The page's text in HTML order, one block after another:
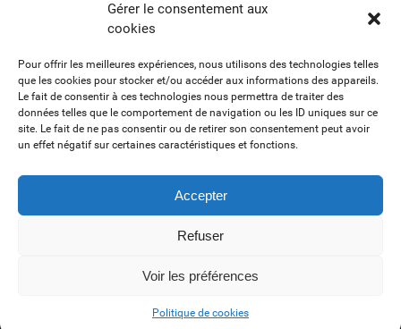
Gérer le consentement aux
cookies
Pour offrir les meilleures expériences, nous utilisons des technologies telles
que les cookies pour stocker et/ou accéder aux informations des appareils.
Le fait de consentir à ces technologies nous permettra de traiter des
données telles que le comportement de navigation ou les ID uniques sur ce
site. Le fait de ne pas consentir ou de retirer son consentement peut avoir
un effet négatif sur certaines caractéristiques et fonctions.
Accepter
Refuser
Voir les préférences
Politique de cookies
1, 2, 3... Buzzez !
Découvrez nos kits communication